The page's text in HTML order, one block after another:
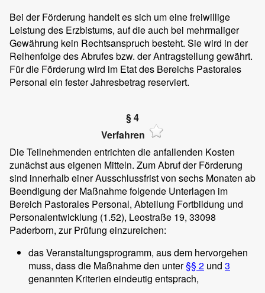
Bei der Förderung handelt es sich um eine freiwillige
Leistung des Erzbistums, auf die auch bei mehrmaliger
Gewährung kein Rechtsanspruch besteht. Sie wird in der
Reihenfolge des Abrufes bzw. der Antragstellung gewährt.
Für die Förderung wird im Etat des Bereichs Pastorales
Personal ein fester Jahresbetrag reserviert.
§ 4
Verfahren
Die Teilnehmenden entrichten die anfallenden Kosten
zunächst aus eigenen Mitteln. Zum Abruf der Förderung
sind innerhalb einer Ausschlussfrist von sechs Monaten ab
Beendigung der Maßnahme folgende Unterlagen im
Bereich Pastorales Personal, Abteilung Fortbildung und
Personalentwicklung (1.52), Leostraße 19, 33098
Paderborn, zur Prüfung einzureichen:
das Veranstaltungsprogramm, aus dem hervorgehen
muss, dass die Maßnahme den unter§§ 2 und 3
genannten Kriterien eindeutig entsprach,